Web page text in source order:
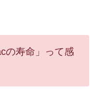
の寿命」って感